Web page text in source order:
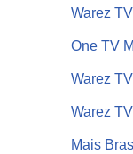
Warez
One TV
Warez
Warez
Mais